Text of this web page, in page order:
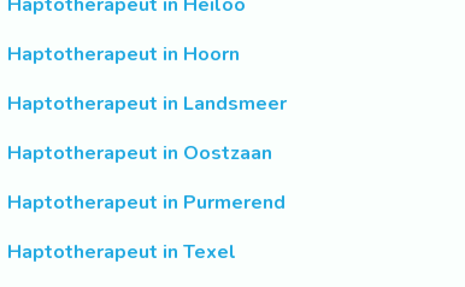
Haptotherapeut in Hoorn
Haptotherapeut in Landsmeer
Haptotherapeut in Oostzaan
Haptotherapeut in Purmerend
Haptotherapeut in Texel